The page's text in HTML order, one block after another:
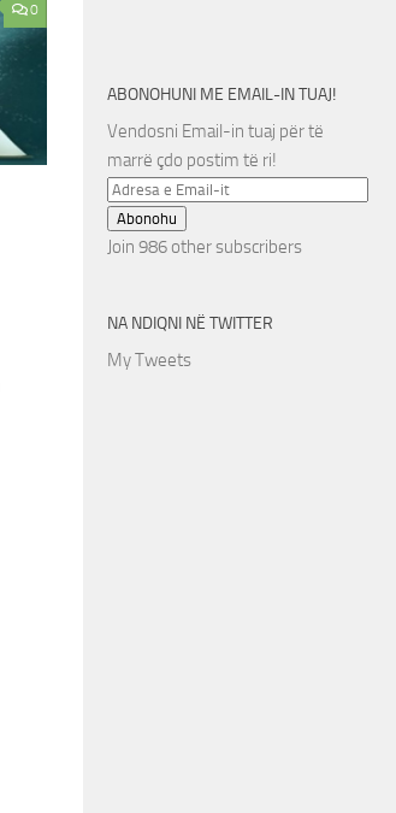
0
ABONOHUNI ME EMAIL-IN TUAJ!
Vendosni Email-in tuaj për të
marrë çdo postim të ri!
Adresa
e
Email-
Abonohu
Join 986 other subscribers
NA NDIQNI NË TWITTER
My Tweets